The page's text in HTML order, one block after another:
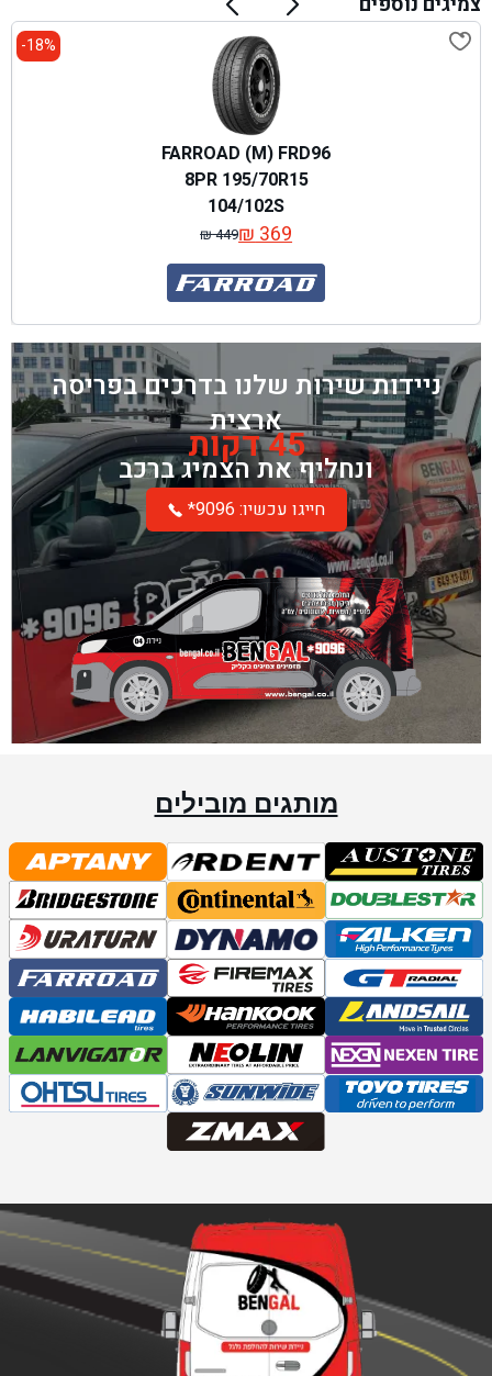
18%-
FARROAD (M) FRD96
8PR 195/70R15
104/102S
₪449
המחיר
המקורי
היה:
₪ 449.
₪369 המחיר
הנוכחי
הוא:
₪ 369.
ניידות שירות שלנו בדרכים בפריסה
ארצית
45 דקות
ונחליף את הצמיג ברכב
*חייגו עכשיו: 9096
מותגים מובילים